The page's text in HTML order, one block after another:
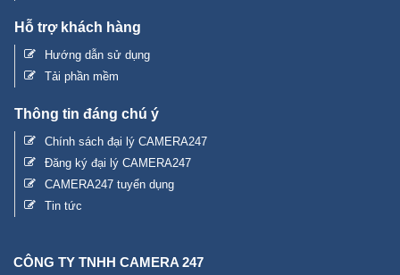
Hỗ trợ khách hàng
Hướng dẫn sử dụng
Tải phần mềm
Thông tin đáng chú ý
Chính sách đại lý CAMERA247
Đăng ký đại lý CAMERA247
CAMERA247 tuyển dụng
Tin tức
CÔNG TY TNHH CAMERA 247